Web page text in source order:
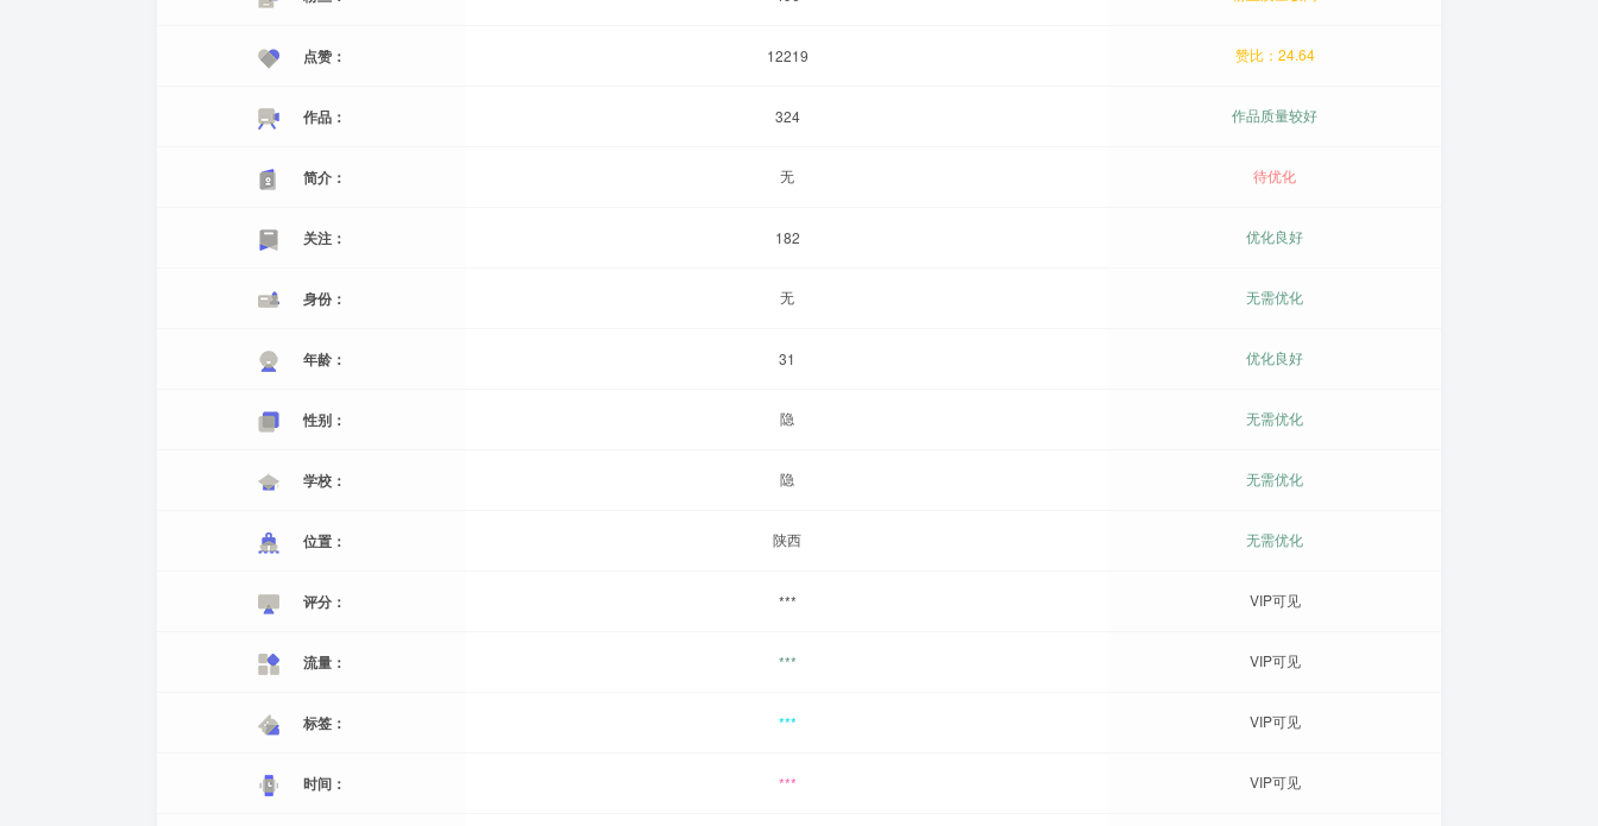
点赞： 12219 赞比：24.64
作品： 324 作品质量较好
简介： 无 待优化
关注： 182 优化良好
身份： 无 无需优化
年龄： 31 优化良好
性别： 隐 无需优化
学校： 隐 无需优化
位置： 陕西 无需优化
评分： *** VIP可见
流量： *** VIP可见
标签： *** VIP可见
时间： *** VIP可见